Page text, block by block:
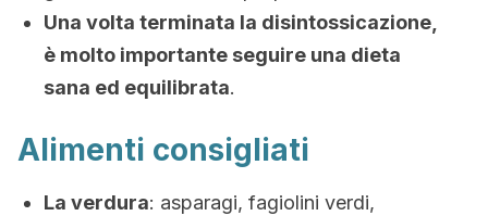
Una volta terminata la disintossicazione,
è molto importante seguire una dieta
sana ed equilibrata.
Alimenti consigliati
La verdura: asparagi, fagiolini verdi,